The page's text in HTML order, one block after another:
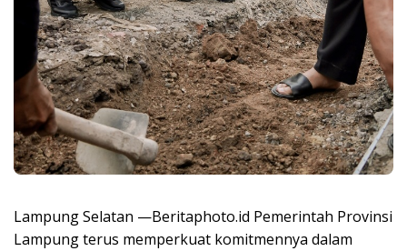
Lampung Selatan —Beritaphoto.id Pemerintah Provinsi
Lampung terus memperkuat komitmennya dalam